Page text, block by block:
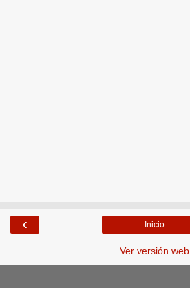
‹ Inicio
Ver versión web